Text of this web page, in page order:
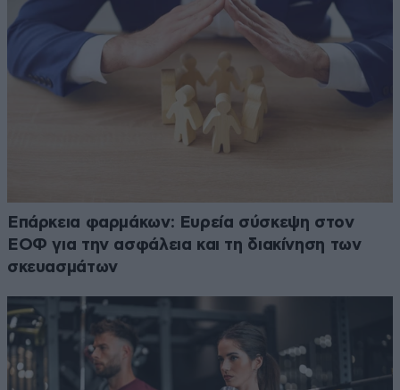
Επάρκεια φαρμάκων: Ευρεία σύσκεψη στον
ΕΟΦ για την ασφάλεια και τη διακίνηση των
σκευασμάτων